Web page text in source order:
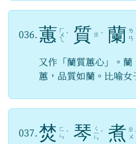
036. 蕙 ㄏ
ㄨ
ㄟ
ˋ 質 ㄓ ˊ 蘭 ㄌ
ㄢ
又作「蘭質蕙心」。
蕙，品質如蘭。比喻女
037. 焚 ㄈ
ㄣ ˊ 琴 ㄑ
ㄧ
ㄣ
ˊ 煮 ㄓ
ㄨ